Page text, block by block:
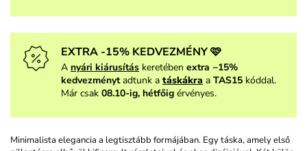
EXTRA -15% KEDVEZMÉNY 🩷
A nyári kiárusítás keretében extra −15%
kedvezménytadtunk a táskákra a TAS15 kóddal.
Már csak 08.10-ig, hétfőig érvényes.
Minimalista elegancia a legtisztább formájában. Egy táska, amely első